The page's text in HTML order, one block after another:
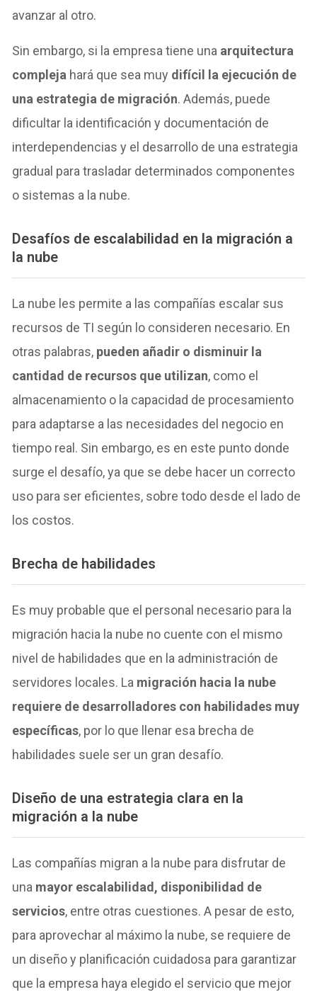
avanzar al otro.
Sin embargo, si la empresa tiene una arquitectura
compleja hará que sea muy difícil la ejecución de
una estrategia de migración. Además, puede
dificultar la identificación y documentación de
interdependencias y el desarrollo de una estrategia
gradual para trasladar determinados componentes
o sistemas a la nube.
Desafíos de escalabilidad en la migración a
la nube
La nube les permite a las compañías escalar sus
recursos de TI según lo consideren necesario. En
otras palabras, pueden añadir o disminuir la
cantidad de recursos que utilizan, como el
almacenamiento o la capacidad de procesamiento
para adaptarse a las necesidades del negocio en
tiempo real. Sin embargo, es en este punto donde
surge el desafío, ya que se debe hacer un correcto
uso para ser eficientes, sobre todo desde el lado de
los costos.
Brecha de habilidades
Es muy probable que el personal necesario para la
migración hacia la nube no cuente con el mismo
nivel de habilidades que en la administración de
servidores locales. La migración hacia la nube
requiere de desarrolladores con habilidades muy
específicas, por lo que llenar esa brecha de
habilidades suele ser un gran desafío.
Diseño de una estrategia clara en la
migración a la nube
Las compañías migran a la nube para disfrutar de
una mayor escalabilidad, disponibilidad de
servicios, entre otras cuestiones. A pesar de esto,
para aprovechar al máximo la nube, se requiere de
un diseño y planificación cuidadosa para garantizar
que la empresa haya elegido el servicio que mejor